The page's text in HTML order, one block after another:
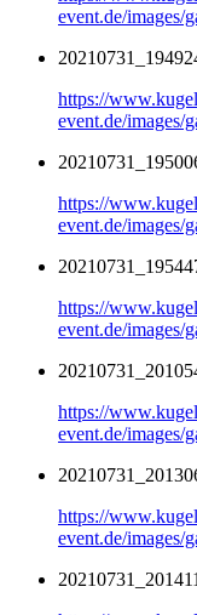
event.de/images/
https://
event.de/images/
https://
event.de/images/
https://
event.de/images/
https://
event.de/images/
https://
event.de/images/